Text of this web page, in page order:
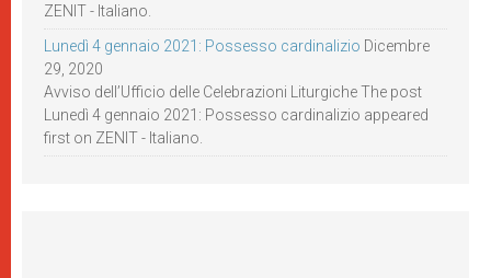
ZENIT - Italiano.
Lunedì 4 gennaio 2021: Possesso cardinalizio Dicembre
29, 2020
Avviso dell’Ufficio delle Celebrazioni Liturgiche The post
Lunedì 4 gennaio 2021: Possesso cardinalizio appeared
first on ZENIT - Italiano.